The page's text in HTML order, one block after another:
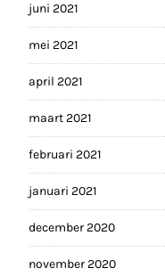
juni 2021
mei 2021
april 2021
maart 2021
februari 2021
januari 2021
december 2020
november 2020